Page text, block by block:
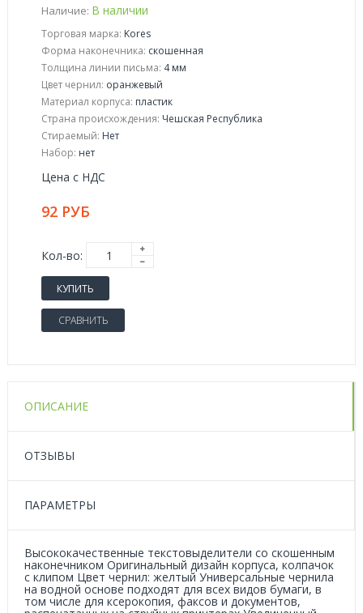
Наличие: В наличии
Торговая марка: Kores
Форма наконечника: скошенная
Толщина линии письма: 4 мм
Цвет чернил: оранжевый
Материал корпуса: пластик
Страна происхождения: Чешская Республика
Стираемый: Нет
Набор: нет
Цена с НДС
92 РУБ
Кол-во:
КУПИТЬ
СРАВНИТЬ
ОПИСАНИЕ
ОТЗЫВЫ
ПАРАМЕТРЫ
Высококачественные текстовыделители со скошенным
наконечником Оригинальный дизайн корпуса, колпачок
с клипом Цвет чернил: желтый Универсальные чернила
на водной основе подходят для всех видов бумаги, в
том числе для ксерокопия, факсов и документов,